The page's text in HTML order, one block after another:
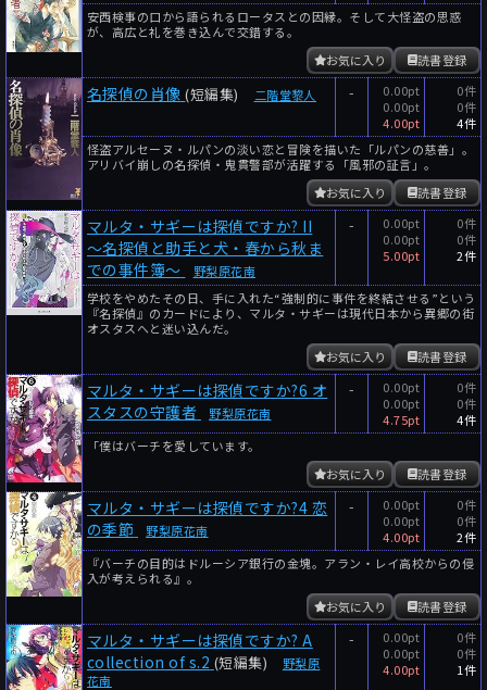
安西検事の口から語られるロータスとの因縁。そして大怪盗の思惑
が、高広と礼を巻き込んで交錯する。
読書登録
お気に入り
名探偵の肖像 (短編集) 二階堂黎人 -
0.00pt
0.00pt
4.00pt
0件
0件
4件
怪盗アルセーヌ・ルパンの淡い恋と冒険を描いた「ルパンの慈善」。
アリバイ崩しの名探偵・鬼貫警部が活躍する「風邪の証言」。
読書登録
お気に入り
マルタ・サギーは探偵ですか? II
～名探偵と助手と犬・春から秋ま
での事件簿～
野梨原花南
-
0.00pt
0.00pt
5.00pt
0件
0件
2件
学校をやめたその日、手に入れた“強制的に事件を終結させる”という
『名探偵』のカードにより、マルタ・サギーは現代日本から異郷の街
オスタスへと迷い込んだ。
読書登録
お気に入り
マルタ・サギーは探偵ですか?6 オ
スタスの守護者
野梨原花南
-
0.00pt
0.00pt
4.75pt
0件
0件
4件
「僕はバーチを愛しています。
読書登録
お気に入り
マルタ・サギーは探偵ですか?4 恋
の季節
野梨原花南
-
0.00pt
0.00pt
4.00pt
0件
0件
2件
『バーチの目的はドルーシア銀行の金塊。アラン・レイ高校からの侵
入が考えられる』。
読書登録
お気に入り
マルタ・サギーは探偵ですか? A
collection of s.2 (短編集)
野梨原
花南
-
0.00pt
0.00pt
4.00pt
0件
0件
1件